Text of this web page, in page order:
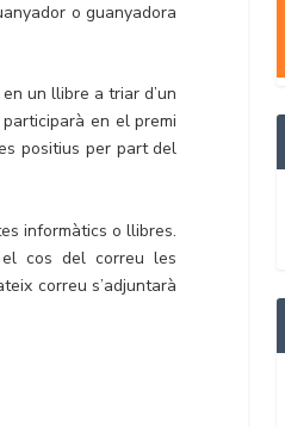
o guanyadora
un llibre a triar d’un
en el premi
positius per part del
informàtics o llibres.
el cos del correu les
correu s’adjuntarà